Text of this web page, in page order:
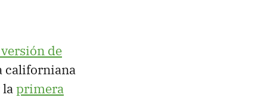
de
californiana
primera